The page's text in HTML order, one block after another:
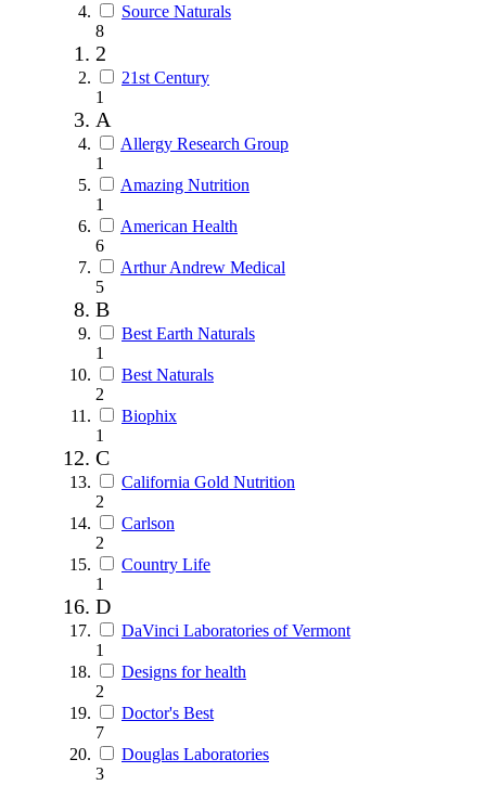
Source Naturals
8
2
21st Century
1
A
Allergy Research Group
1
Amazing Nutrition
1
American Health
6
Arthur Andrew Medical
5
B
Best Earth Naturals
1
Best Naturals
2
Biophix
1
C
California Gold Nutrition
2
Carlson
2
Country Life
1
D
DaVinci Laboratories of Vermont
1
Designs for health
2
Doctor's Best
7
Douglas Laboratories
3